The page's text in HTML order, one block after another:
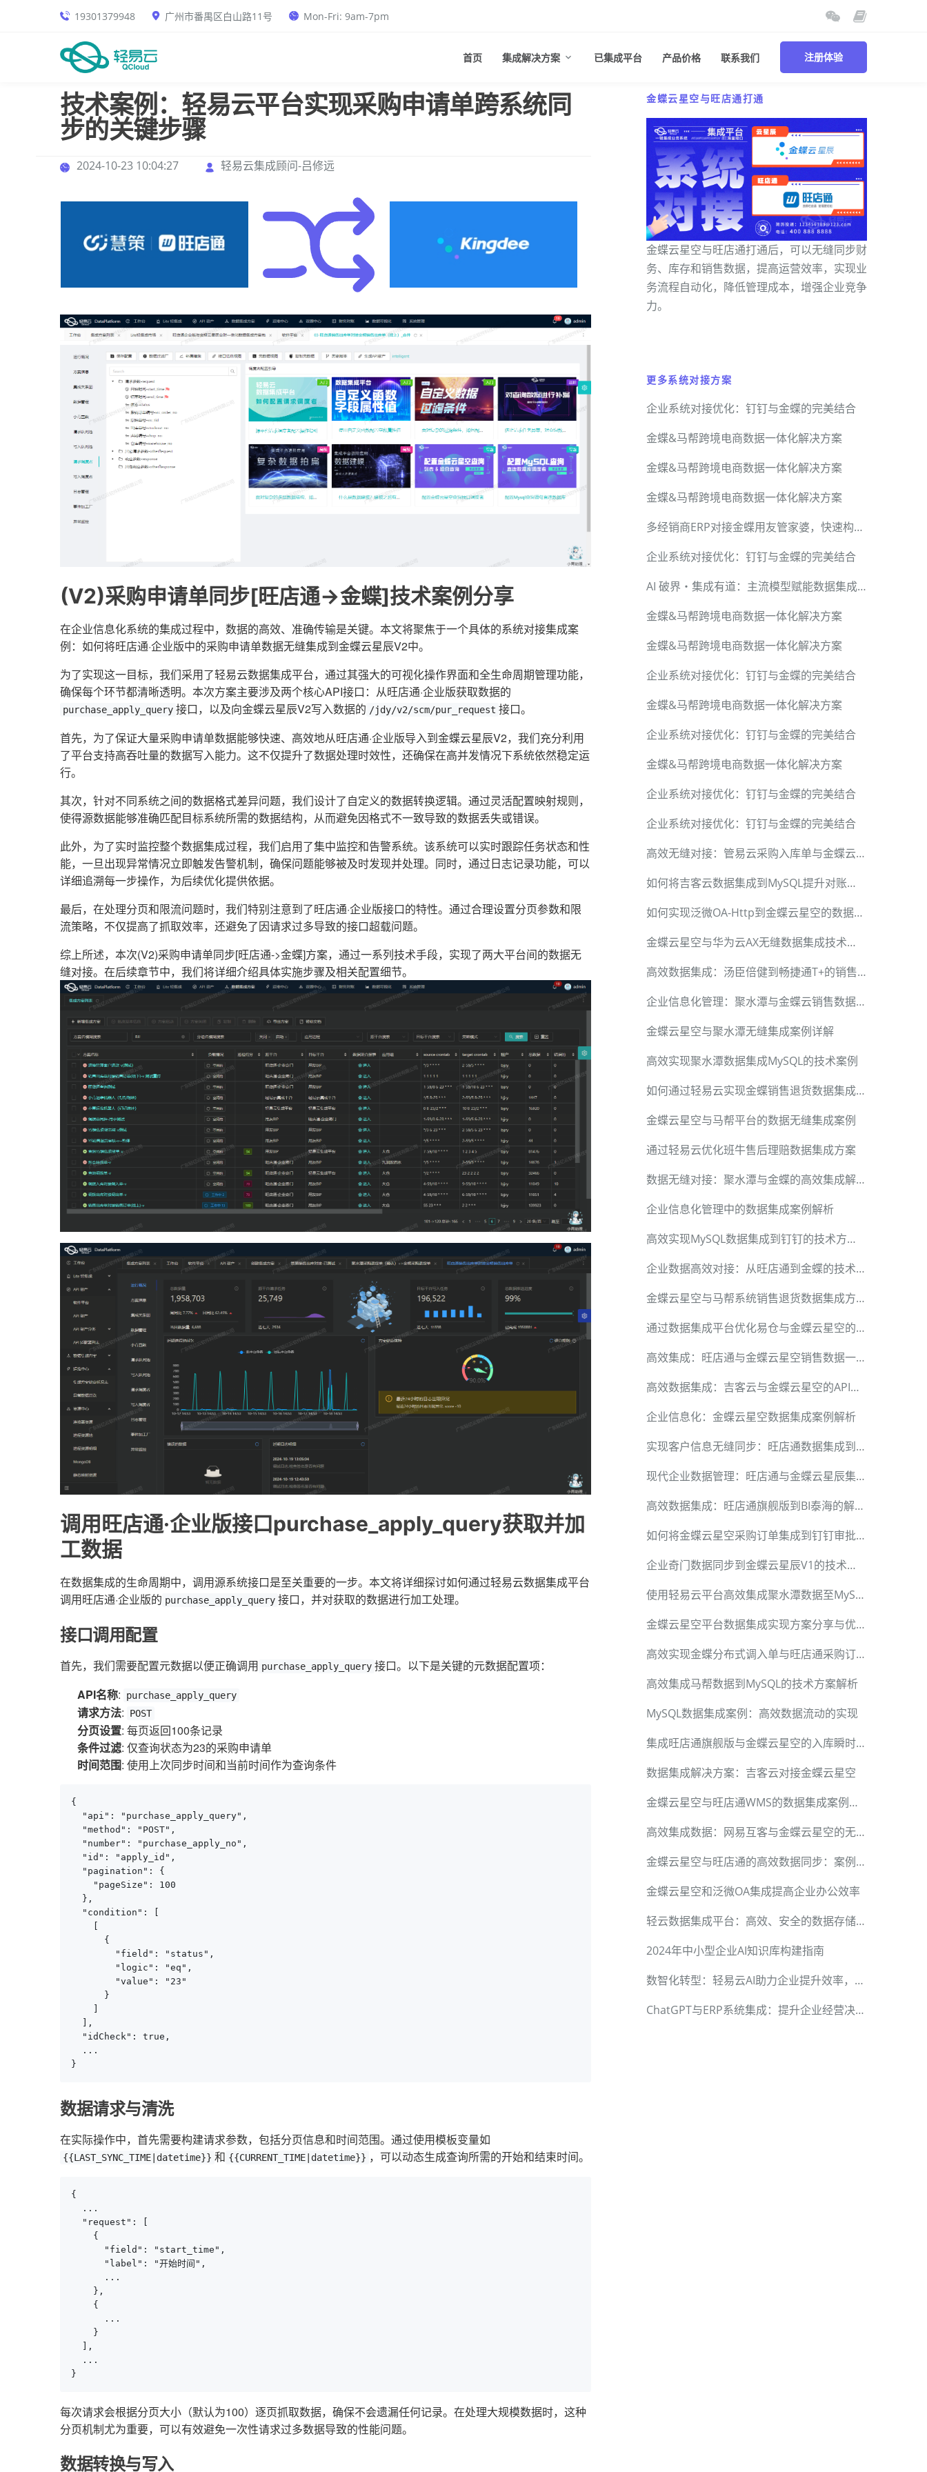
19301379948 广州市番禺区白山路11号 Mon-Fri: 9am-7pm
首页 集成解决方案 已集成平台 产品价格 联系我们 注册体验
技术案例：轻易云平台实现采购申请单跨系统同
步的关键步骤
2024-10-23 10:04:27 轻易云集成顾问-吕修远
(V2)采购申请单同步[旺店通->金蝶]技术案例分享
在企业信息化系统的集成过程中，数据的高效、准确传输是关键。本文将聚焦于一个具体的系统对接集成案
例：如何将旺店通·企业版中的采购申请单数据无缝集成到金蝶云星辰V2中。
为了实现这一目标，我们采用了轻易云数据集成平台，通过其强大的可视化操作界面和全生命周期管理功能，
确保每个环节都清晰透明。本次方案主要涉及两个核心API接口：从旺店通·企业版获取数据的
purchase_apply_query 接口，以及向金蝶云星辰V2写入数据的 /jdy/v2/scm/pur_request 接口。
首先，为了保证大量采购申请单数据能够快速、高效地从旺店通·企业版导入到金蝶云星辰V2，我们充分利用
了平台支持高吞吐量的数据写入能力。这不仅提升了数据处理时效性，还确保在高并发情况下系统依然稳定运
行。
其次，针对不同系统之间的数据格式差异问题，我们设计了自定义的数据转换逻辑。通过灵活配置映射规则，
使得源数据能够准确匹配目标系统所需的数据结构，从而避免因格式不一致导致的数据丢失或错误。
此外，为了实时监控整个数据集成过程，我们启用了集中监控和告警系统。该系统可以实时跟踪任务状态和性
能，一旦出现异常情况立即触发告警机制，确保问题能够被及时发现并处理。同时，通过日志记录功能，可以
详细追溯每一步操作，为后续优化提供依据。
最后，在处理分页和限流问题时，我们特别注意到了旺店通·企业版接口的特性。通过合理设置分页参数和限
流策略，不仅提高了抓取效率，还避免了因请求过多导致的接口超载问题。
综上所述，本次(V2)采购申请单同步[旺店通->金蝶]方案，通过一系列技术手段，实现了两大平台间的数据无
缝对接。在后续章节中，我们将详细介绍具体实施步骤及相关配置细节。
调用旺店通·企业版接口purchase_apply_query获取并加
工数据
在数据集成的生命周期中，调用源系统接口是至关重要的一步。本文将详细探讨如何通过轻易云数据集成平台
调用旺店通·企业版的 purchase_apply_query 接口，并对获取的数据进行加工处理。
接口调用配置
首先，我们需要配置元数据以便正确调用 purchase_apply_query 接口。以下是关键的元数据配置项：
API名称: purchase_apply_query
请求方法: POST
分页设置: 每页返回100条记录
条件过滤: 仅查询状态为23的采购申请单
时间范围: 使用上次同步时间和当前时间作为查询条件
{
  "api": "purchase_apply_query",
  "method": "POST",
  "number": "purchase_apply_no",
  "id": "apply_id",
  "pagination": {
    "pageSize": 100
  },
  "condition": [
      {
        "field": "status",
        "logic": "eq",
        "value": "23"
      }
  ],
  "idCheck": true,
  ...
}
数据请求与清洗
在实际操作中，首先需要构建请求参数，包括分页信息和时间范围。通过使用模板变量如
{{LAST_SYNC_TIME|datetime}} 和 {{CURRENT_TIME|datetime}} ，可以动态生成查询所需的开始和结束时间。
{
  ...
  "request": [
    {
      "field": "start_time",
      "label": "开始时间",
      ...
    },
    {
      ...
    }
  ],
  ...
}
每次请求会根据分页大小（默认为100）逐页抓取数据，确保不会遗漏任何记录。在处理大规模数据时，这种
分页机制尤为重要，可以有效避免一次性请求过多数据导致的性能问题。
数据转换与写入
金蝶云星空与旺店通打通
金蝶云星空与旺店通打通后，可以无缝同步财
务、库存和销售数据，提高运营效率，实现业
务流程自动化，降低管理成本，增强企业竞争
力。
更多系统对接方案
企业系统对接优化：钉钉与金蝶的完美结合
金蝶&马帮跨境电商数据一体化解决方案
金蝶&马帮跨境电商数据一体化解决方案
金蝶&马帮跨境电商数据一体化解决方案
多经销商ERP对接金蝶用友管家婆，快速构建总部数据集成中台
企业系统对接优化：钉钉与金蝶的完美结合
AI 破界・集成有道：主流模型赋能数据集成平台｜轻易云实战资源全景库
金蝶&马帮跨境电商数据一体化解决方案
金蝶&马帮跨境电商数据一体化解决方案
企业系统对接优化：钉钉与金蝶的完美结合
金蝶&马帮跨境电商数据一体化解决方案
企业系统对接优化：钉钉与金蝶的完美结合
金蝶&马帮跨境电商数据一体化解决方案
企业系统对接优化：钉钉与金蝶的完美结合
企业系统对接优化：钉钉与金蝶的完美结合
高效无缝对接：管易云采购入库单与金蝶云星空集成方案
如何将吉客云数据集成到MySQL提升对账系统效率
如何实现泛微OA-Http到金蝶云星空的数据对接
金蝶云星空与华为云AX无缝数据集成技术详解
高效数据集成：汤臣倍健到畅捷通T+的销售订单同步
企业信息化管理：聚水潭与金蝶云销售数据无缝对接
金蝶云星空与聚水潭无缝集成案例详解
高效实现聚水潭数据集成MySQL的技术案例
如何通过轻易云实现金蝶销售退货数据集成到网易互客
金蝶云星空与马帮平台的数据无缝集成案例
通过轻易云优化班牛售后理赔数据集成方案
数据无缝对接：聚水潭与金蝶的高效集成解决方案
企业信息化管理中的数据集成案例解析
高效实现MySQL数据集成到钉钉的技术方案解析
企业数据高效对接：从旺店通到金蝶的技术实现
金蝶云星空与马帮系统销售退货数据集成方案
通过数据集成平台优化易仓与金蝶云星空的对接
高效集成：旺店通与金蝶云星空销售数据一体化
高效数据集成：吉客云与金蝶云星空的API解决方案
企业信息化：金蝶云星空数据集成案例解析
实现客户信息无缝同步：旺店通数据集成到金蝶云星空
现代企业数据管理：旺店通与金蝶云星辰集成技术
高效数据集成：旺店通旗舰版到BI泰海的解决方案
如何将金蝶云星空采购订单集成到钉钉审批流程
企业奇门数据同步到金蝶云星辰V1的技术实现
使用轻易云平台高效集成聚水潭数据至MySQL
金蝶云星空平台数据集成实现方案分享与优化策略
高效实现金蝶分布式调入单与旺店通采购订单数据集成
高效集成马帮数据到MySQL的技术方案解析
MySQL数据集成案例：高效数据流动的实现
集成旺店通旗舰版与金蝶云星空的入库瞬时成本方案
数据集成解决方案：吉客云对接金蝶云星空
金蝶云星空与旺店通WMS的数据集成案例解读
高效集成数据：网易互客与金蝶云星空的无缝对接
金蝶云星空与旺店通的高效数据同步：案例分享
金蝶云星空和泛微OA集成提高企业办公效率
轻云数据集成平台：高效、安全的数据存储机制
2024年中小型企业AI知识库构建指南
数智化转型：轻易云AI助力企业提升效率，迎接未来
ChatGPT与ERP系统集成：提升企业经营决策能力